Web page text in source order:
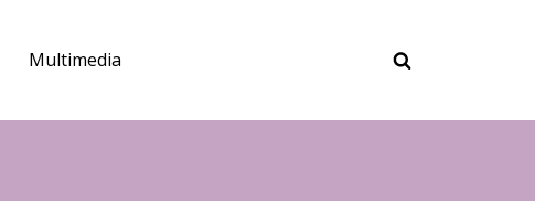
Multimedia